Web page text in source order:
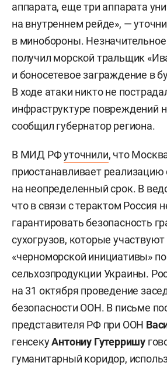
аппарата, еще три аппарата
на внутреннем рейде», —
в минобороны.
получил морской тральщик
и боносетевое заграждение в
В ходе атаки никто не
инфраструктуре повреждений
сообщил губернатор региона.
В МИД РФуточнили, что
приостанавливает
на неопределенный срок. В
что в связи с терактом Россия
гарантировать безопасность
сухогрузов, которые
«черноморской инициативы»
сельхозпродукции Украины.
на 31 октября проведение
безопасности ООН. В письме
представителя РФ при ООН
генсекуАнтониу Гутерришу
гуманитарный коридор,